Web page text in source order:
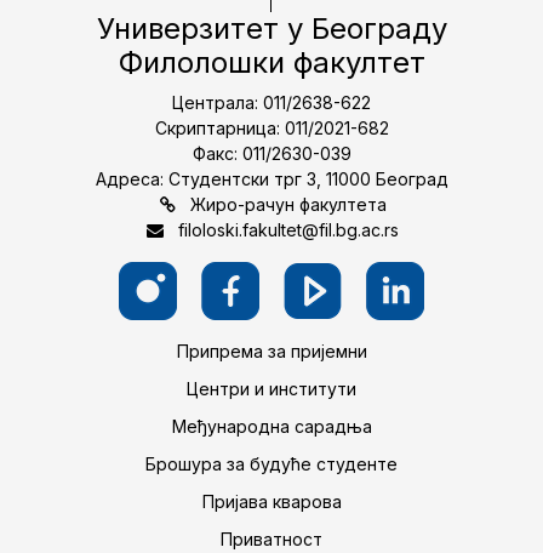
Универзитет у Београду
Филолошки факултет
Централа: 011/2638-622
Скриптарница: 011/2021-682
Факс: 011/2630-039
Адреса: Студентски трг 3, 11000 Београд
Жиро-рачун факултета
filoloski.fakultet@fil.bg.ac.rs
Припрема за пријемни
Центри и институти
Међународна сарадња
Брошура за будуће студенте
Пријава кварова
Приватност